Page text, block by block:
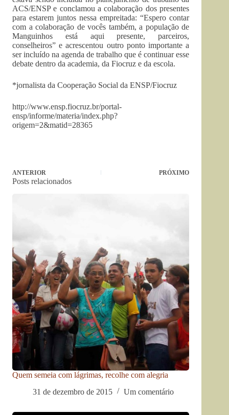
ACS/ENSP e conclamou a colaboração dos presentes
para estarem juntos nessa empreitada: “Espero contar
com a colaboração de vocês também, a população de
Manguinhos está aqui presente, parceiros,
conselheiros” e acrescentou outro ponto importante a
ser incluído na agenda de trabalho que é continuar esse
debate dentro da academia, da Fiocruz e da escola.
*jornalista da Cooperação Social da ENSP/Fiocruz
http://www.ensp.fiocruz.br/portal-
ensp/informe/materia/index.php?
origem=2&matid=28365
ANTERIOR PRÓXIMO
Posts relacionados
Quem semeia com lágrimas, recolhe com alegria
31 de dezembro de 2015
Um comentário